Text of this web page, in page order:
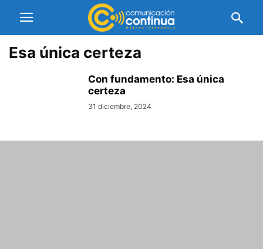
Esa única certeza
Con fundamento: Esa única
certeza
31 diciembre, 2024